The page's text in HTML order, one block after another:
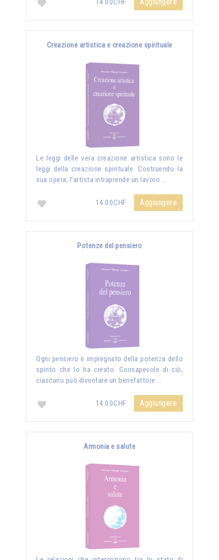
14.00CHF
Creazione artistica e creazione spirituale
Le leggi delle vera creazione artistica sono le
leggi della creazione spirituale. Costruendo la
sua opera, l’artista intraprende un lavoro …
14.00CHF Aggiungere
Potenze del pensiero
Ogni pensiero è impregnato della potenza dello
spirito che lo ha creato. Consapevole di ciò,
ciascuno può diventare un benefattore …
14.00CHF Aggiungere
Armonia e salute